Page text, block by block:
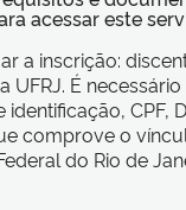
acessar este
a inscrição:
UFRJ. É
CPF,
comprove o
do Rio de